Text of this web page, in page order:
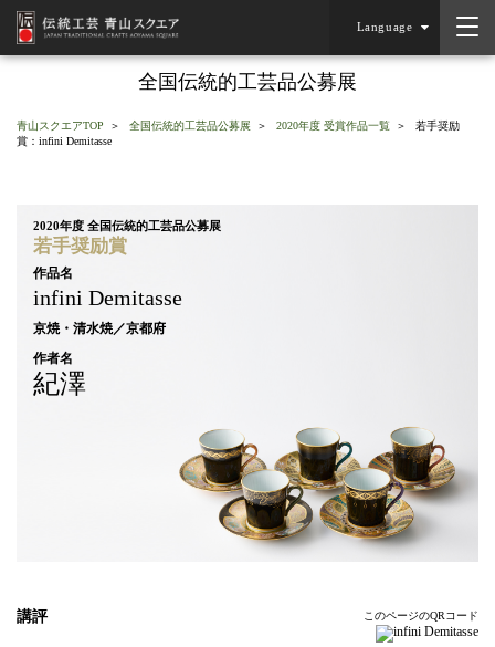
Language
全国伝統的工芸品公募展
青山スクエアTOP 全国伝統的工芸品公募展 2020年度 受賞作品一覧
若手奨励
賞：infini Demitasse
2020年度 全国伝統的工芸品公募展
若手奨励賞
作品名
infini Demitasse
京焼・清水焼／京都府
作者名
紀澤
このページのQRコード
講評